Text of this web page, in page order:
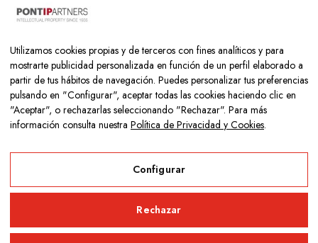
Copyright © 2026 Colegio Los Naranjos | Hecho con mucho amor
porNeurona Digital
Utilizamos cookies propias y de terceros con fines analíticos y para
mostrarte publicidad personalizada en función de un perfil elaborado a
partir de tus hábitos de navegación. Puedes personalizar tus preferencias
pulsando en "Configurar", aceptar todas las cookies haciendo clic en
"Aceptar", o rechazarlas seleccionando "Rechazar". Para más
información consulta nuestra Política de Privacidad y Cookies.
Configurar
Rechazar
Política de Privacidad y Cookies